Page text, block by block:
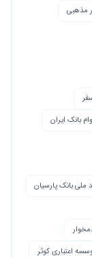
مذهبی
وام بانک ایران
ملی بانک پارسیان
اعتباری کوثر